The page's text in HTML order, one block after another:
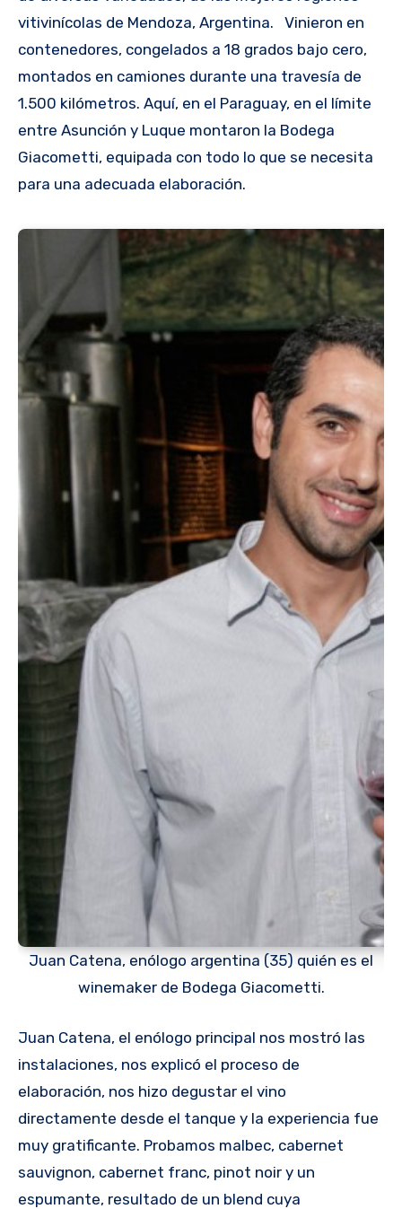
vitivinícolas de Mendoza, Argentina. Vinieron en
contenedores, congelados a 18 grados bajo cero,
montados en camiones durante una travesía de
1.500 kilómetros. Aquí, en el Paraguay, en el límite
entre Asunción y Luque montaron la Bodega
Giacometti, equipada con todo lo que se necesita
para una adecuada elaboración.
Juan Catena, enólogo argentina (35) quién es el
winemaker de Bodega Giacometti.
Juan Catena, el enólogo principal nos mostró las
instalaciones, nos explicó el proceso de
elaboración, nos hizo degustar el vino
directamente desde el tanque y la experiencia fue
muy gratificante. Probamos malbec, cabernet
sauvignon, cabernet franc, pinot noir y un
espumante, resultado de un blend cuya